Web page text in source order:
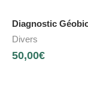
Diagnostic
Divers
50,00€